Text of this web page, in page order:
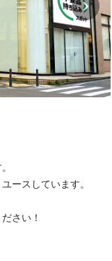
ースしています。
さい！